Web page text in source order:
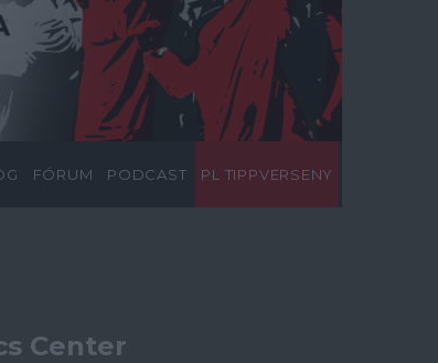
FÓRUM PODCAST PL TIPPVERSENY
Center